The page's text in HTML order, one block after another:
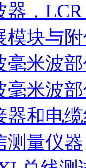
器，
模块与
毫米波
毫米波
器和电
测量仪器